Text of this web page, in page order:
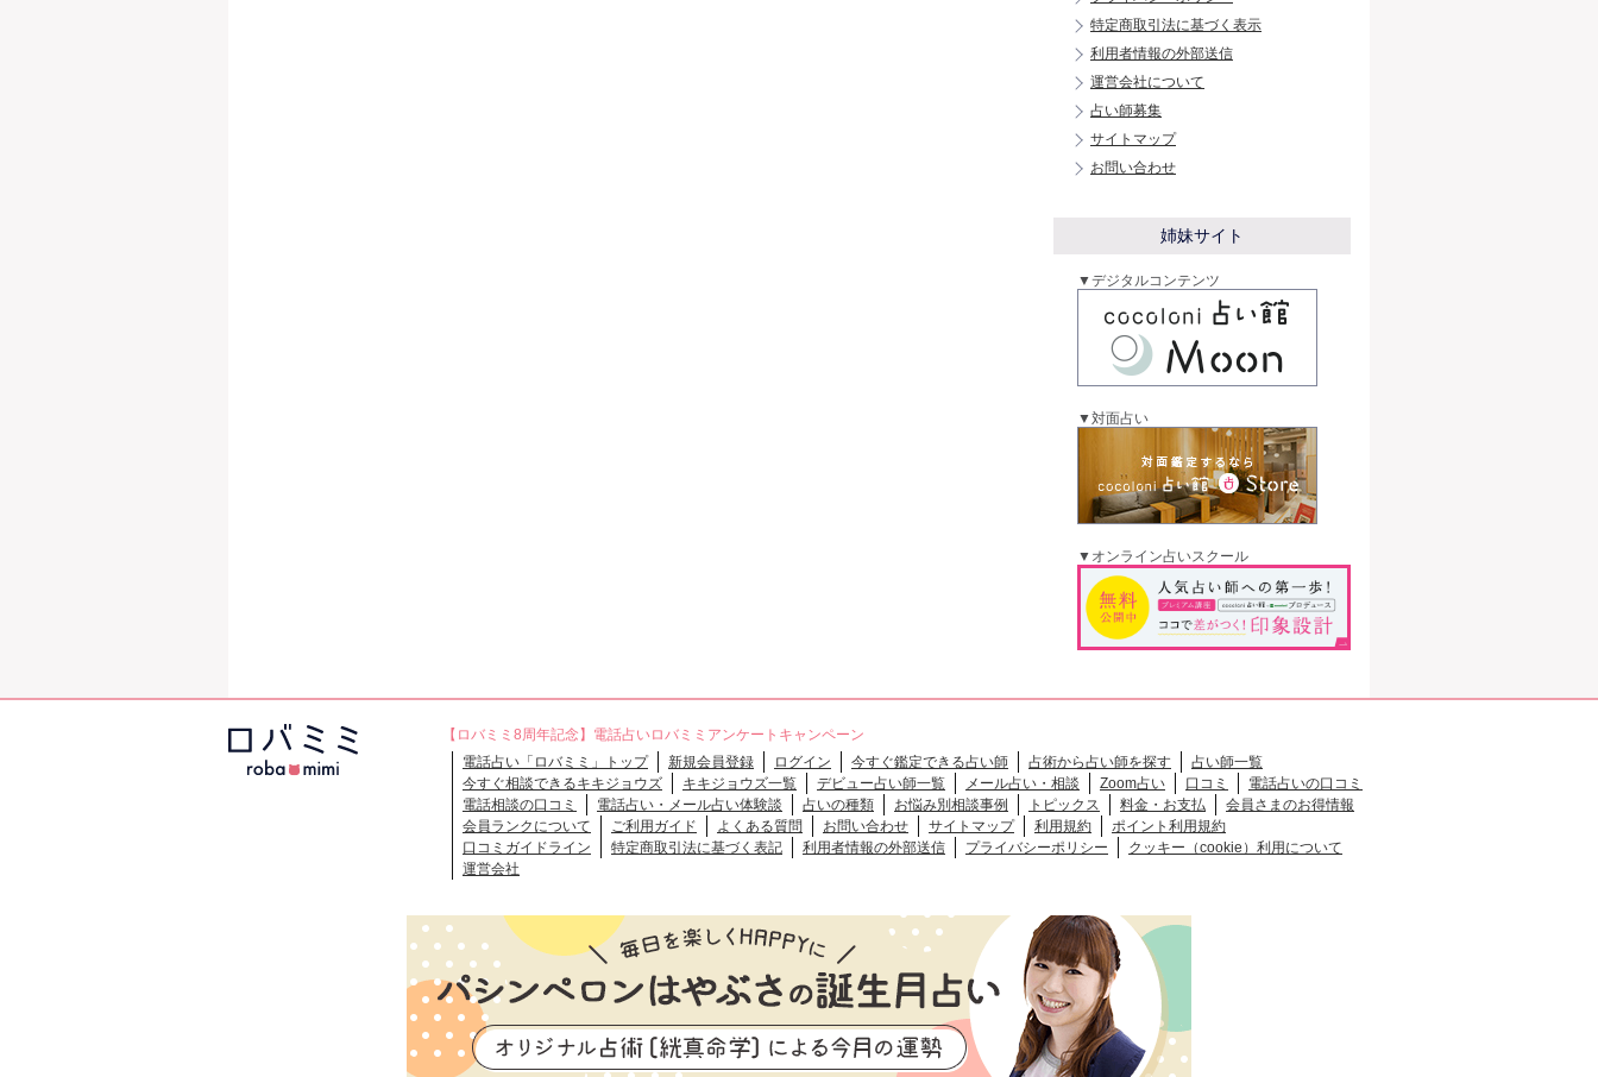
特定商取引法に基づく表示
利用者情報の外部送信
運営会社について
占い師募集
サイトマップ
お問い合わせ
姉妹サイト
▼デジタルコンテンツ
▼対面占い
▼オンライン占いスクール
【ロバミミ8周年記念】電話占いロバミミアンケートキャンペーン
電話占い「ロバミミ」トップ
新規会員登録 ログイン 今すぐ鑑定できる占い師 占術から占い師を探す
占い師一覧
今すぐ相談できるキキジョウズ
キキジョウズ一覧 デビュー占い師一覧 メール占い・相談 Zoom占い 口コミ
電話占いの口コミ
電話相談の口コミ
電話占い・メール占い体験談 占いの種類 お悩み別相談事例 トピックス 料金・お支払
会員さまのお得情報
会員ランクについて
ご利用ガイド よくある質問 お問い合わせ サイトマップ 利用規約
ポイント利用規約
口コミガイドライン
特定商取引法に基づく表記 利用者情報の外部送信 プライバシーポリシー
クッキー（cookie）利用について
運営会社